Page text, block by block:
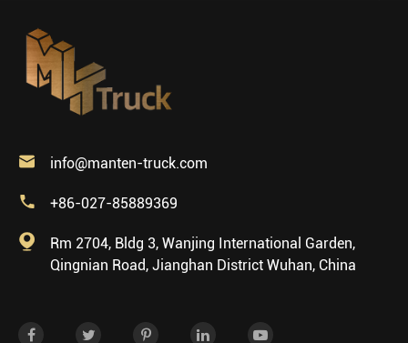
 info@manten-truck.com
 +86-027-85889369

Rm 2704, Bldg 3, Wanjing International Garden,
Qingnian Road, Jianghan District Wuhan, China